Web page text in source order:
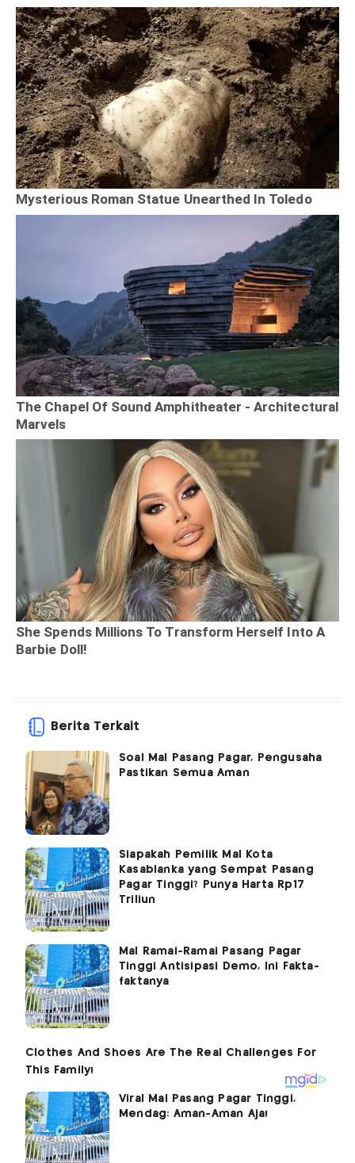
Berita Terkait
Soal Mal Pasang Pagar, Pengusaha
Pastikan Semua Aman
Siapakah Pemilik Mal Kota
Kasablanka yang Sempat Pasang
Pagar Tinggi? Punya Harta Rp17
Triliun
Mal Ramai-Ramai Pasang Pagar
Tinggi Antisipasi Demo, Ini Fakta-
faktanya
Viral Mal Pasang Pagar Tinggi,
Mendag: Aman-Aman Aja!